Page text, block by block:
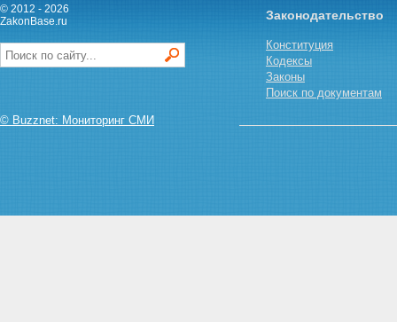
© 2012 - 2026
ZakonBase.ru
© Buzznet: Мониторинг СМИ
Законодательство
Конституция
Кодексы
Законы
Поиск по документам